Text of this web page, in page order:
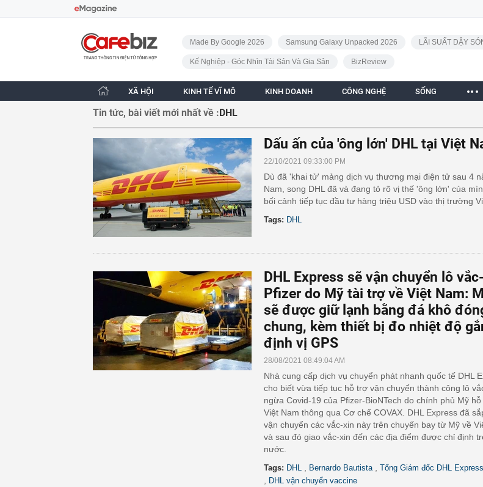
CafeBiz - Trang chủ
Made By Google 2026
Samsung Galaxy Unpacked 2026 LÃI SUẤT DẬY
Kế Nghiệp - Góc Nhìn Tài Sản Và Gia Sản BizReview
XÃ HỘI KINH TẾ VĨ MÔ KINH DOANH CÔNG NGHỆ SỐNG
Tin tức, bài viết mới nhất về :DHL
Dấu ấn của 'ông lớn' DHL tại Việt
22/10/2021 09:33:00 PM
Dù đã 'khai tử' mảng dịch vụ thương mại điện tử sau 4
Nam, song DHL đã và đang tỏ rõ vị thế 'ông lớn' của
bối cảnh tiếp tục đầu tư hàng triệu USD vào thị trường
Tags: DHL
DHL Express sẽ vận chuyển lô
Pfizer do Mỹ tài trợ về Việt Nam:
sẽ được giữ lạnh bằng đá khô
chung, kèm thiết bị đo nhiệt độ
định vị GPS
28/08/2021 08:49:04 AM
Nhà cung cấp dịch vụ chuyển phát nhanh quốc tế DHL
cho biết vừa tiếp tục hỗ trợ vận chuyển thành công lô
ngừa Covid-19 của Pfizer-BioNTech do chính phủ Mỹ
Việt Nam thông qua Cơ chế COVAX. DHL Express đã
vận chuyển các vắc-xin này trên chuyến bay từ Mỹ về
và sau đó giao vắc-xin đến các địa điểm được chỉ định
nước.
Tags: DHL Bernardo Bautista Tổng Giám đốc DHL
DHL vận chuyển vaccine